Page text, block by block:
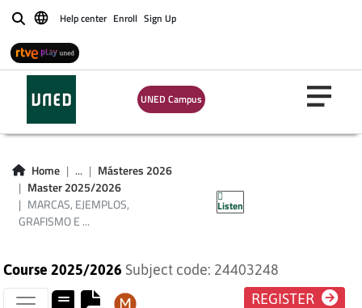
BuscarHelp center Enroll Sign Up
UNED Campus
Home ...
Másteres 2026
Master 2025/2026
MARCAS, EJEMPLOS,
GRAFISMO E ...
Listen
MARCAS,
EJEMPLOS,
GRAFISMO E
ILUSTRACIONES EN
LOS DICCIONARIOS
ESCOLARES Y DIDÁC
Course 2025/2026 Subject code: 24403248
REGISTER